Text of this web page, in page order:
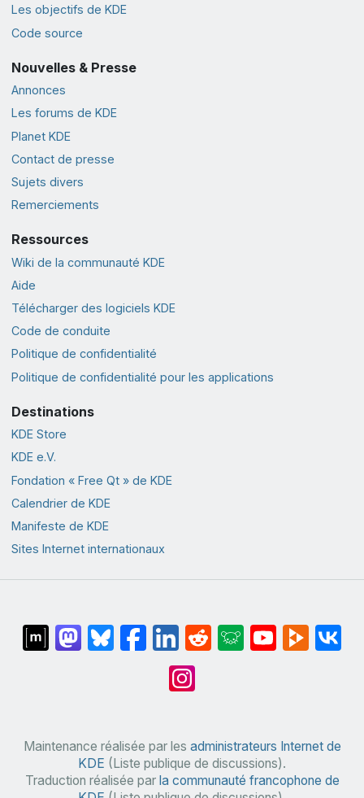
Les objectifs de KDE
Code source
Nouvelles & Presse
Annonces
Les forums de KDE
Planet KDE
Contact de presse
Sujets divers
Remerciements
Ressources
Wiki de la communauté KDE
Aide
Télécharger des logiciels KDE
Code de conduite
Politique de confidentialité
Politique de confidentialité pour les applications
Destinations
KDE Store
KDE e.V.
Fondation « Free Qt » de KDE
Calendrier de KDE
Manifeste de KDE
Sites Internet internationaux
Maintenance réalisée par les administrateurs Internet de
KDE (Liste publique de discussions).
Traduction réalisée par la communauté francophone de